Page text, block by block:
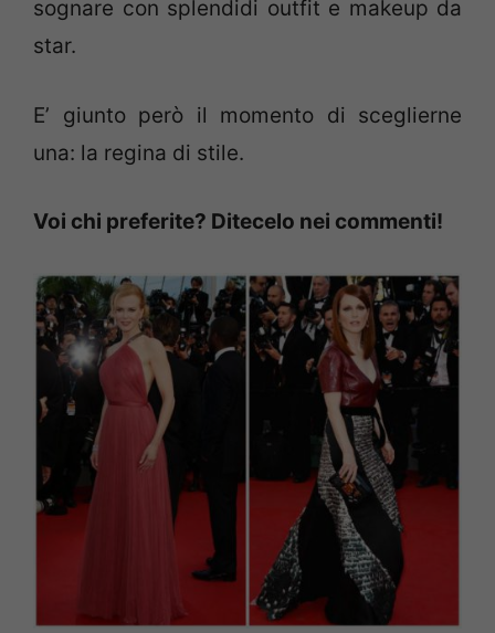
sognare con splendidi outfit e makeup da
star.
E’ giunto però il momento di sceglierne
una: la regina di stile.
Voi chi preferite? Ditecelo nei commenti!